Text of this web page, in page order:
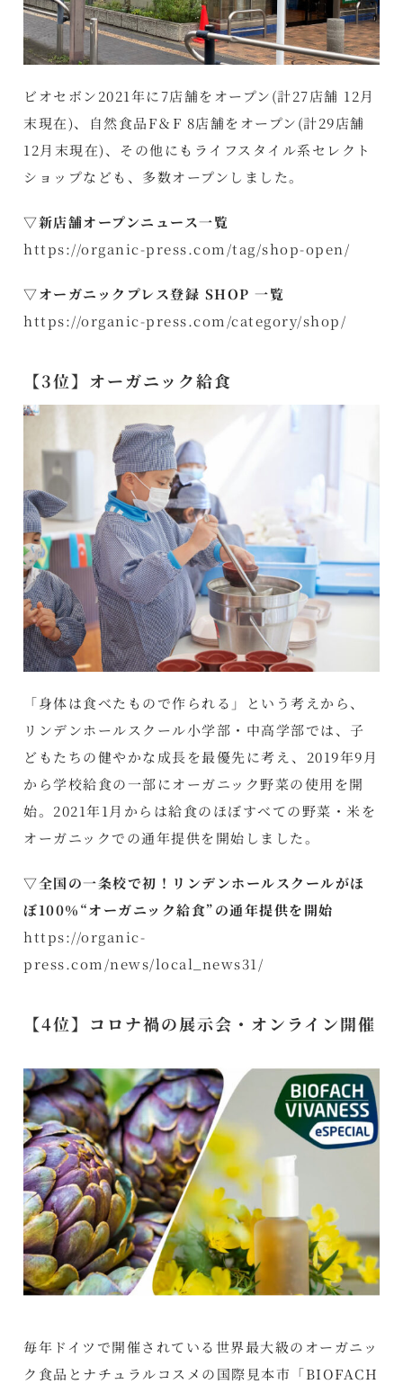
ビオセボン2021年に7店舗をオープン(計27店舗 12月
末現在)、自然食品F＆F 8店舗をオープン(計29店舗
12月末現在)、その他にもライフスタイル系セレクト
ショップなども、多数オープンしました。
▽新店舗オープンニュース一覧
https://organic-press.com/tag/shop-open/
▽オーガニックプレス登録 SHOP 一覧
https://organic-press.com/category/shop/
【3位】オーガニック給食
「身体は食べたもので作られる」という考えから、
リンデンホールスクール小学部・中高学部では、子
どもたちの健やかな成長を最優先に考え、2019年9月
から学校給食の一部にオーガニック野菜の使用を開
始。2021年1月からは給食のほぼすべての野菜・米を
オーガニックでの通年提供を開始しました。
▽全国の一条校で初！リンデンホールスクールがほ
ぼ100％“オーガニック給食”の通年提供を開始
https://organic-
press.com/news/local_news31/
【4位】コロナ禍の展示会・オンライン開催
毎年ドイツで開催されている世界最大級のオーガニッ
ク食品とナチュラルコスメの国際見本市「BIOFACH